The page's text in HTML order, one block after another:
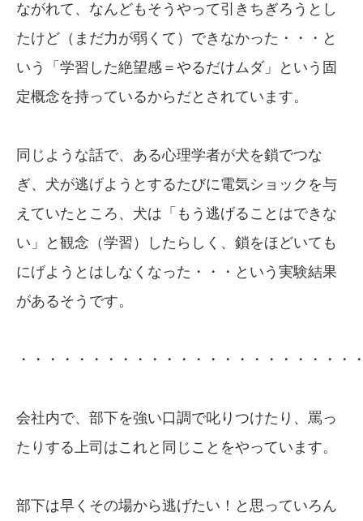
ながれて、なんどもそうやって引きちぎろうとし
たけど（まだ力が弱くて）できなかった・・・と
いう「学習した絶望感＝やるだけムダ」という固
定概念を持っているからだとされています。
同じような話で、ある心理学者が犬を鎖でつな
ぎ、犬が逃げようとするたびに電気ショックを与
えていたところ、犬は「もう逃げることはできな
い」と観念（学習）したらしく、鎖をほどいても
にげようとはしなくなった・・・という実験結果
があるそうです。
・・・・・・・・・・・・・・・・・・・・・・・
会社内で、部下を強い口調で叱りつけたり、罵っ
たりする上司はこれと同じことをやっています。
部下は早くその場から逃げたい！と思っていろん